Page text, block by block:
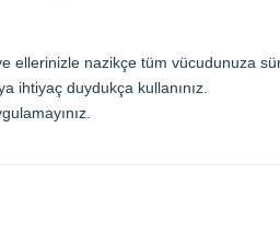
ellerinizle nazikçe tüm vücudunuza
ihtiyaç duydukça kullanınız.